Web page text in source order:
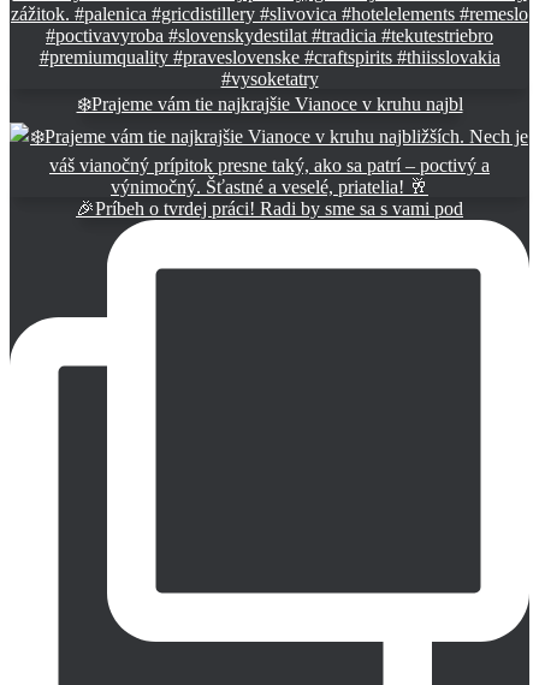
❄️Prajeme vám tie najkrajšie Vianoce v kruhu najbl
🎉Príbeh o tvrdej práci! Radi by sme sa s vami pod